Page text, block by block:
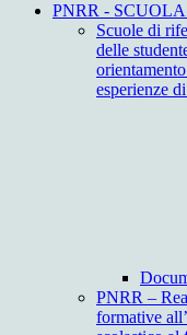
PNRR -
Scuole di
delle
esperienze
PNRR –
formative